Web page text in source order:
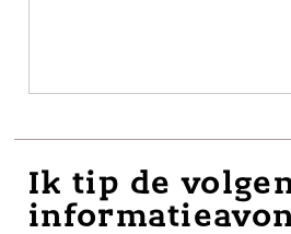
Ik tip de